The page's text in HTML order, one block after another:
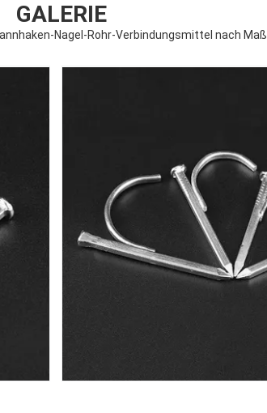
GALERIE
Nagel-Rohr-Verbindungsmittel nach Maß